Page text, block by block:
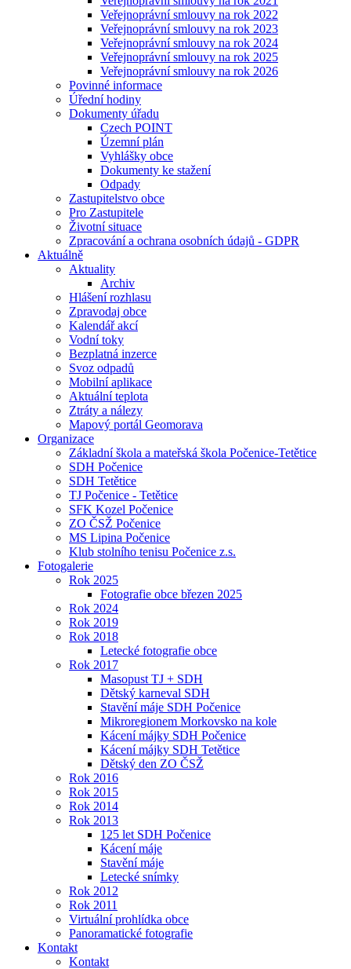
Veřejnoprávní smlouvy na rok 2022
Veřejnoprávní smlouvy na rok 2023
Veřejnoprávní smlouvy na rok 2024
Veřejnoprávní smlouvy na rok 2025
Veřejnoprávní smlouvy na rok 2026
Povinné informace
Úřední hodiny
Dokumenty úřadu
Czech POINT
Územní plán
Vyhlášky obce
Dokumenty ke stažení
Odpady
Zastupitelstvo obce
Pro Zastupitele
Životní situace
Zpracování a ochrana osobních údajů - GDPR
Aktuálně
Aktuality
Archiv
Hlášení rozhlasu
Zpravodaj obce
Kalendář akcí
Vodní toky
Bezplatná inzerce
Svoz odpadů
Mobilní aplikace
Aktuální teplota
Ztráty a nálezy
Mapový portál Geomorava
Organizace
Základní škola a mateřská škola Počenice-Tetětice
SDH Počenice
SDH Tetětice
TJ Počenice - Tetětice
SFK Kozel Počenice
ZO ČSŽ Počenice
MS Lipina Počenice
Klub stolního tenisu Počenice z.s.
Fotogalerie
Rok 2025
Fotografie obce březen 2025
Rok 2024
Rok 2019
Rok 2018
Letecké fotografie obce
Rok 2017
Masopust TJ + SDH
Dětský karneval SDH
Stavění máje SDH Počenice
Mikroregionem Morkovsko na kole
Kácení májky SDH Počenice
Kácení májky SDH Tetětice
Dětský den ZO ČSŽ
Rok 2016
Rok 2015
Rok 2014
Rok 2013
125 let SDH Počenice
Kácení máje
Stavění máje
Letecké snímky
Rok 2012
Rok 2011
Virtuální prohlídka obce
Panoramatické fotografie
Kontakt
Kontakt